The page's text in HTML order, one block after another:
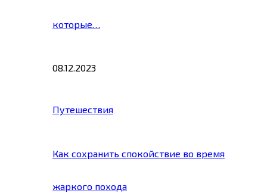
которые…
08.12.2023
Путешествия
Как сохранить спокойствие во время
жаркого похода